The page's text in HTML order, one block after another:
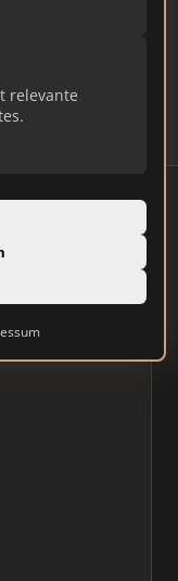
relevante
Sie Ihre